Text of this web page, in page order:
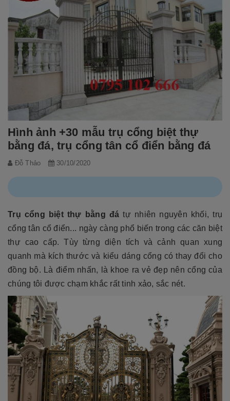
Hình ảnh +30 mẫu trụ cổng biệt thự
bằng đá, trụ cổng tân cổ điển bằng đá
Đỗ Thảo 30/10/2020
Trụ cổng biệt thự bằng đá tự nhiên nguyên khối, trụ
cổng tân cổ điển... ngày càng phổ biến trong các căn biệt
thự cao cấp. Tùy từng diện tích và cảnh quan xung
quanh mà kích thước và kiểu dáng cổng có thay đổi cho
đồng bộ. Là điểm nhấn, là khoe ra vẻ đẹp nên cổng của
chúng tôi được chạm khắc rất tinh xảo, sắc nét.